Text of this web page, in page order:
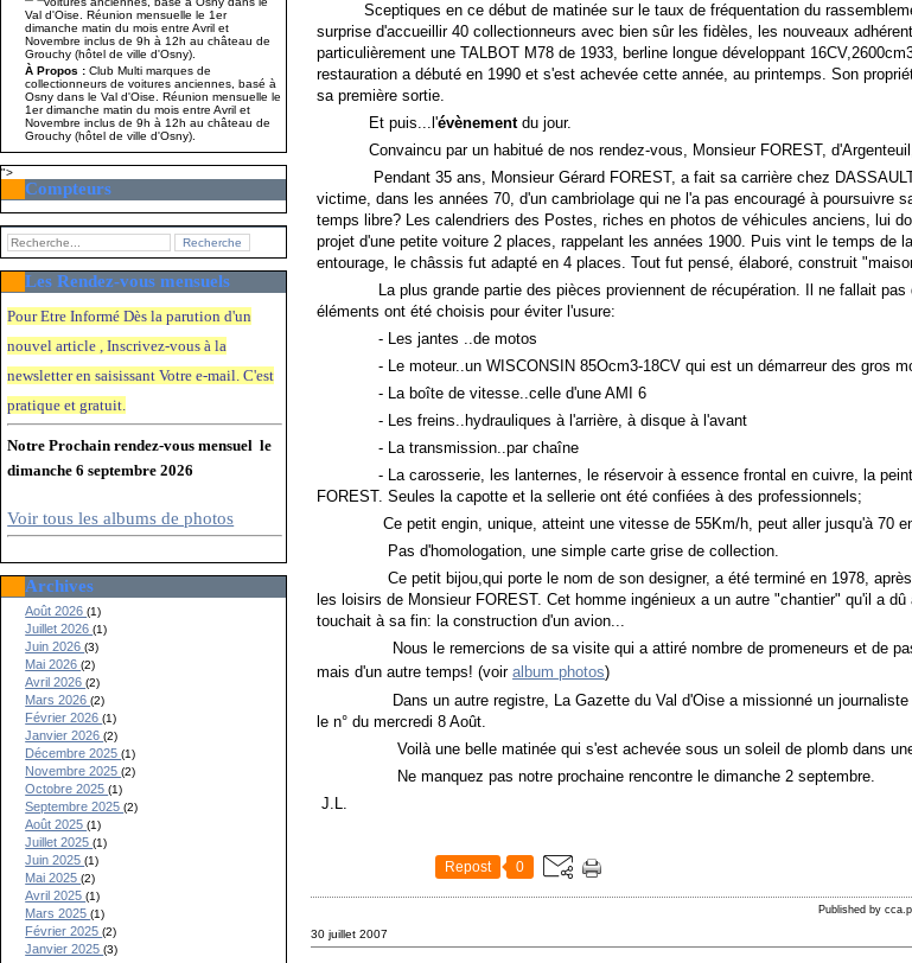
À Propos :Club Multi marques de
collectionneurs de voitures anciennes, basé à
Osny dans le Val d'Oise. Réunion mensuelle le
1er dimanche matin du mois entre Avril et
Novembre inclus de 9h à 12h au château de
Grouchy (hôtel de ville d'Osny).
">
Compteurs
Les Rendez-vous mensuels
Pour Etre Informé Dès la parution d'un
nouvel article , Inscrivez-vous à la
newsletter en saisissant Votre e-mail. C'est
pratique et gratuit.
Notre Prochain rendez-vous mensuel le
dimanche 6 septembre 2026
Voir tous les albums de photos
Archives
Août 2026(1)
Juillet 2026(1)
Juin 2026(3)
Mai 2026(2)
Avril 2026(2)
Mars 2026(2)
Février 2026(1)
Janvier 2026(2)
Décembre 2025(1)
Novembre 2025(2)
Octobre 2025(1)
Septembre 2025(2)
Août 2025(1)
Juillet 2025(1)
Juin 2025(1)
Mai 2025(2)
Avril 2025(1)
Mars 2025(1)
Février 2025(2)
Janvier 2025(3)
Sceptiques en ce début de matinée sur le taux de fréquentation du
surprise d'accueillir 40 collectionneurs avec bien sûr les fidèles, les nouveaux
particulièrement une TALBOT M78 de 1933, berline longue développant
restauration a débuté en 1990 et s'est achevée cette année, au printemps. Son
sa première sortie.
Et puis...l'évènementdu jour.
Convaincu par un habitué de nos rendez-vous, Monsieur FOREST,
Pendant 35 ans, Monsieur Gérard FOREST, a fait sa carrière chez
victime, dans les années 70, d'un cambriolage qui ne l'a pas encouragé à poursuivre
temps libre? Les calendriers des Postes, riches en photos de véhicules anciens, lui
projet d'une petite voiture 2 places, rappelant les années 1900. Puis vint le temps de
entourage, le châssis fut adapté en 4 places. Tout fut pensé, élaboré, construit
La plus grande partie des pièces proviennent de récupération. Il ne fallait pas
éléments ont été choisis pour éviter l'usure:
- Les jantes ..de motos
- Le moteur..un WISCONSIN 85Ocm3-18CV qui est un démarreur des gros
- La boîte de vitesse..celle d'une AMI 6
- Les freins..hydrauliques à l'arrière, à disque à l'avant
- La transmission..par chaîne
- La carosserie, les lanternes, le réservoir à essence frontal en cuivre, la
FOREST. Seules la capotte et la sellerie ont été confiées à des professionnels;
Ce petit engin, unique, atteint une vitesse de 55Km/h, peut aller jusqu'à 70 en
Pas d'homologation, une simple carte grise de collection.
Ce petit bijou,qui porte le nom de son designer, a été terminé en 1978, après
les loisirs de Monsieur FOREST. Cet homme ingénieux a un autre "chantier" qu'il a
touchait à sa fin: la construction d'un avion...
Nous le remercions de sa visite qui a attiré nombre de promeneurs et de
mais d'un autre temps! (voir album photos)
Dans un autre registre, La Gazette du Val d'Oise a missionné un journaliste
le n° du mercredi 8 Août.
Voilà une belle matinée qui s'est achevée sous un soleil de plomb dans une
Ne manquez pas notre prochaine rencontre le dimanche 2 septembre.
J.L.
Repost 0
Published by
30 juillet 2007